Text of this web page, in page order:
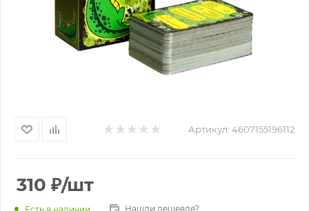
Артикул: 4607155196112
310 ₽/шт
Есть в наличии Нашли дешевле?